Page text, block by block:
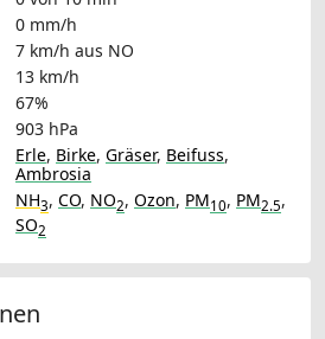
0 mm/h
7 km/h aus NO
13 km/h
67%
903 hPa
Erle, Birke, Gräser, Beifuss,
Ambrosia
NH3, CO, NO2, Ozon, PM10, PM2.5,
SO2